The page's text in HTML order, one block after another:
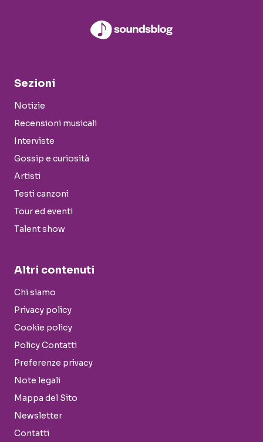
Sezioni
Notizie
Recensioni musicali
Interviste
Gossip e curiosità
Artisti
Testi canzoni
Tour ed eventi
Talent show
Altri contenuti
Chi siamo
Privacy policy
Cookie policy
Policy Contatti
Preferenze privacy
Note legali
Mappa del Sito
Newsletter
Contatti